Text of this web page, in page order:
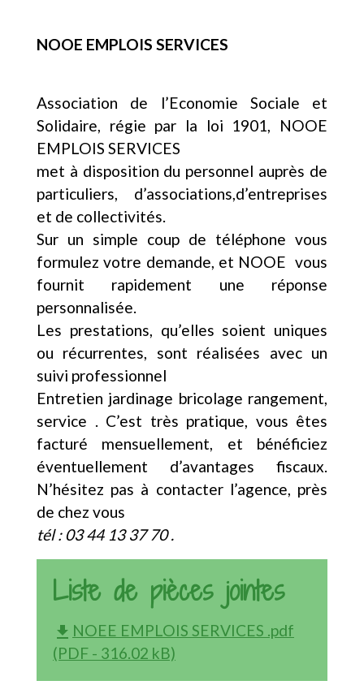
NOOE EMPLOIS SERVICES
Association de l’Economie Sociale et
Solidaire, régie par la loi 1901, NOOE
EMPLOIS SERVICES
met à disposition du personnel auprès de
particuliers, d’associations,d’entreprises
et de collectivités.
Sur un simple coup de téléphone vous
formulez votre demande, et NOOE vous
fournit rapidement une réponse
personnalisée.
Les prestations, qu’elles soient uniques
ou récurrentes, sont réalisées avec un
suivi professionnel
Entretien jardinage bricolage rangement,
service . C’est très pratique, vous êtes
facturé mensuellement, et bénéficiez
éventuellement d’avantages fiscaux.
N’hésitez pas à contacter l’agence, près
de chez vous
tél : 03 44 13 37 70 .
Liste de pièces jointes
file_download NOEE EMPLOIS SERVICES .pdf
(PDF - 316.02 kB)